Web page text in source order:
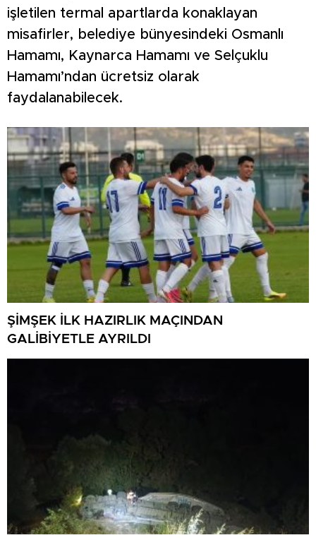
işletilen termal apartlarda konaklayan
misafirler, belediye bünyesindeki Osmanlı
Hamamı, Kaynarca Hamamı ve Selçuklu
Hamamı’ndan ücretsiz olarak
faydalanabilecek.
ŞİMŞEK İLK HAZIRLIK MAÇINDAN
GALİBİYETLE AYRILDI